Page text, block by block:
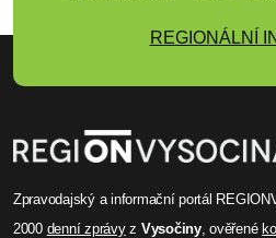
REGIONÁLNÍ
Zpravodajský a informační portál
2000 denní zprávyz Vysočiny, ověřené